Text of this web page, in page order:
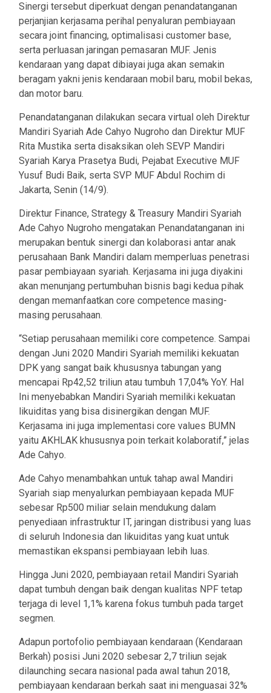
Sinergi tersebut diperkuat dengan penandatanganan
perjanjian kerjasama perihal penyaluran pembiayaan
secara joint financing, optimalisasi customer base,
serta perluasan jaringan pemasaran MUF. Jenis
kendaraan yang dapat dibiayai juga akan semakin
beragam yakni jenis kendaraan mobil baru, mobil bekas,
dan motor baru.
Penandatanganan dilakukan secara virtual oleh Direktur
Mandiri Syariah Ade Cahyo Nugroho dan Direktur MUF
Rita Mustika serta disaksikan oleh SEVP Mandiri
Syariah Karya Prasetya Budi, Pejabat Executive MUF
Yusuf Budi Baik, serta SVP MUF Abdul Rochim di
Jakarta, Senin (14/9).
Direktur Finance, Strategy & Treasury Mandiri Syariah
Ade Cahyo Nugroho mengatakan Penandatanganan ini
merupakan bentuk sinergi dan kolaborasi antar anak
perusahaan Bank Mandiri dalam memperluas penetrasi
pasar pembiayaan syariah. Kerjasama ini juga diyakini
akan menunjang pertumbuhan bisnis bagi kedua pihak
dengan memanfaatkan core competence masing-
masing perusahaan.
“Setiap perusahaan memiliki core competence. Sampai
dengan Juni 2020 Mandiri Syariah memiliki kekuatan
DPK yang sangat baik khususnya tabungan yang
mencapai Rp42,52 triliun atau tumbuh 17,04% YoY. Hal
Ini menyebabkan Mandiri Syariah memiliki kekuatan
likuiditas yang bisa disinergikan dengan MUF.
Kerjasama ini juga implementasi core values BUMN
yaitu AKHLAK khususnya poin terkait kolaboratif,” jelas
Ade Cahyo.
Ade Cahyo menambahkan untuk tahap awal Mandiri
Syariah siap menyalurkan pembiayaan kepada MUF
sebesar Rp500 miliar selain mendukung dalam
penyediaan infrastruktur IT, jaringan distribusi yang luas
di seluruh Indonesia dan likuiditas yang kuat untuk
memastikan ekspansi pembiayaan lebih luas.
Hingga Juni 2020, pembiayaan retail Mandiri Syariah
dapat tumbuh dengan baik dengan kualitas NPF tetap
terjaga di level 1,1% karena fokus tumbuh pada target
segmen.
Adapun portofolio pembiayaan kendaraan (Kendaraan
Berkah) posisi Juni 2020 sebesar 2,7 triliun sejak
dilaunching secara nasional pada awal tahun 2018,
pembiayaan kendaraan berkah saat ini menguasai 32%